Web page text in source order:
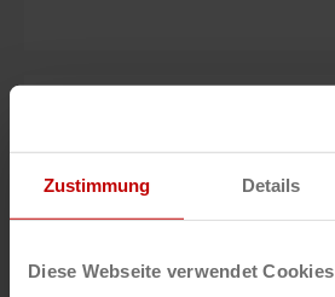
Zustimmung Details
Diese Webseite verwendet Cookies
Laufenberg